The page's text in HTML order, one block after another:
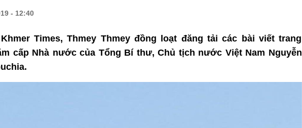
- 12:40
Times, Thmey Thmey đồng loạt đăng tải các bài viết trang
cấp Nhà nước của Tổng Bí thư, Chủ tịch nước Việt Nam Nguyễn